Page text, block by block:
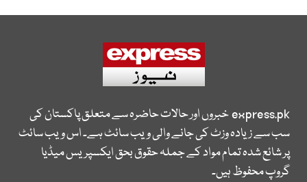
express.pkخبروں اور حالات حاضرہ سے متعلق پاکستان کی
سب سے زیادہ وزٹ کی جانے والی ویب سائٹ ہے۔ اس ویب سائٹ
پر شائع شدہ تمام مواد کے جملہ حقوق بحق ایکسپریس میڈیا
گروپ محفوظ ہیں۔